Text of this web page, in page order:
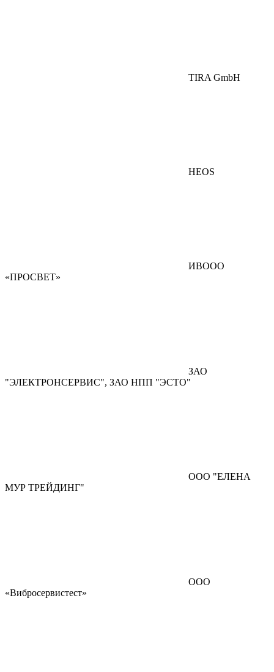
TIRA GmbH
HEOS
ИВООО
«ПРОСВЕТ»
ЗАО
"ЭЛЕКТРОНСЕРВИС", ЗАО НПП "ЭСТО"
ООО "ЕЛЕНА
МУР ТРЕЙДИНГ"
ООО
«Вибросервистест»